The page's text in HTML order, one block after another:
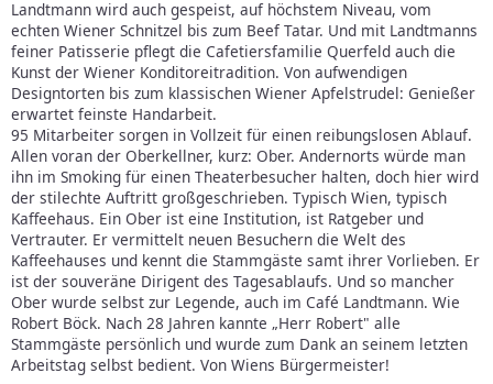
Landtmann wird auch gespeist, auf höchstem Niveau, vom
echten Wiener Schnitzel bis zum Beef Tatar. Und mit Landtmanns
feiner Patisserie pflegt die Cafetiersfamilie Querfeld auch die
Kunst der Wiener Konditoreitradition. Von aufwendigen
Designtorten bis zum klassischen Wiener Apfelstrudel: Genießer
erwartet feinste Handarbeit.
95 Mitarbeiter sorgen in Vollzeit für einen reibungslosen Ablauf.
Allen voran der Oberkellner, kurz: Ober. Andernorts würde man
ihn im Smoking für einen Theaterbesucher halten, doch hier wird
der stilechte Auftritt großgeschrieben. Typisch Wien, typisch
Kaffeehaus. Ein Ober ist eine Institution, ist Ratgeber und
Vertrauter. Er vermittelt neuen Besuchern die Welt des
Kaffeehauses und kennt die Stammgäste samt ihrer Vorlieben. Er
ist der souveräne Dirigent des Tagesablaufs. Und so mancher
Ober wurde selbst zur Legende, auch im Café Landtmann. Wie
Robert Böck. Nach 28 Jahren kannte „Herr Robert" alle
Stammgäste persönlich und wurde zum Dank an seinem letzten
Arbeitstag selbst bedient. Von Wiens Bürgermeister!